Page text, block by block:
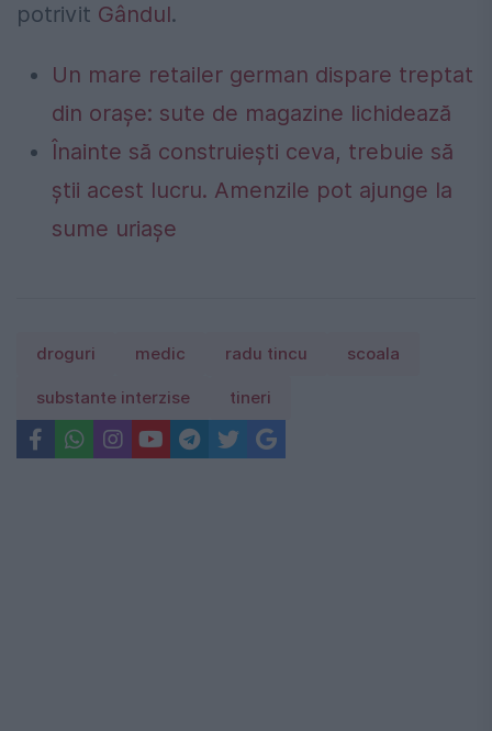
potrivit Gândul.
Un mare retailer german dispare treptat
din orașe: sute de magazine lichidează
Înainte să construiești ceva, trebuie să
știi acest lucru. Amenzile pot ajunge la
sume uriașe
droguri medic radu tincu scoala
substante interzise tineri